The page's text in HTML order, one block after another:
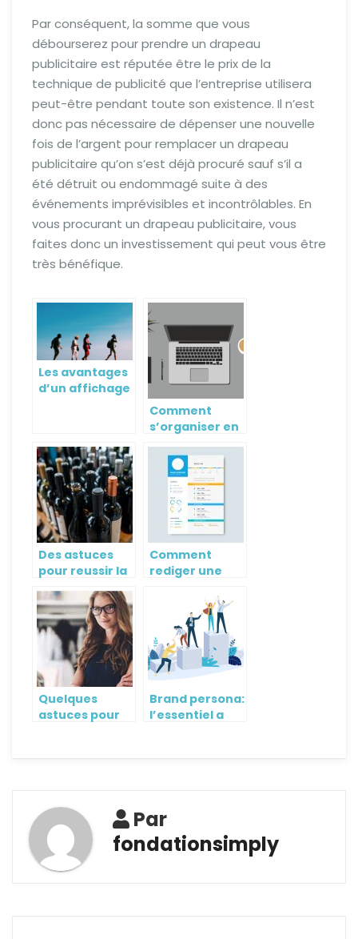
Par conséquent, la somme que vous
débourserez pour prendre un drapeau
publicitaire est réputée être le prix de la
technique de publicité que l’entreprise utilisera
peut-être pendant toute son existence. Il n’est
donc pas nécessaire de dépenser une nouvelle
fois de l’argent pour remplacer un drapeau
publicitaire qu’on s’est déjà procuré sauf s’il a
été détruit ou endommagé suite à des
événements imprévisibles et incontrôlables. En
vous procurant un drapeau publicitaire, vous
faites donc un investissement qui peut vous être
très bénéfique.
Les avantages
d’un affichage
général
Comment
s’organiser en
teletravail
Bordeaux?
Des astuces
pour reussir la
commercialisation
du vin
Comment
rediger une
motivation
comptable ?
Quelques
astuces pour
Brand persona:
l’essentiel a
Par
fondationsimply